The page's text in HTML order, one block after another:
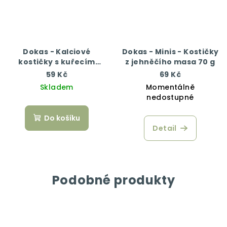
Dokas - Kalciové
kostičky s kuřecím
masem
59 Kč
Skladem
Do košíku
Dokas - Minis - Kostičky
z jehněčího masa 70 g
69 Kč
Momentálně
nedostupné
Detail
Podobné produkty